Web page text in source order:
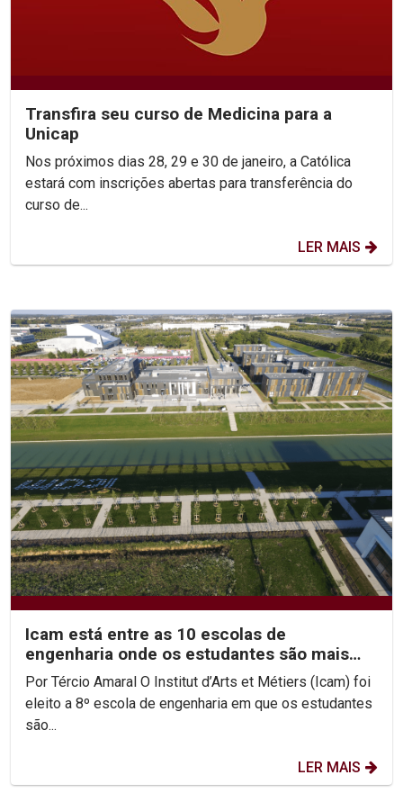
Transfira seu curso de Medicina para a
Unicap
Nos próximos dias 28, 29 e 30 de janeiro, a Católica
estará com inscrições abertas para transferência do
curso de...
LER MAIS
Icam está entre as 10 escolas de
engenharia onde os estudantes são mais
felizes
Por Tércio Amaral O Institut d’Arts et Métiers (Icam) foi
eleito a 8º escola de engenharia em que os estudantes
são...
LER MAIS